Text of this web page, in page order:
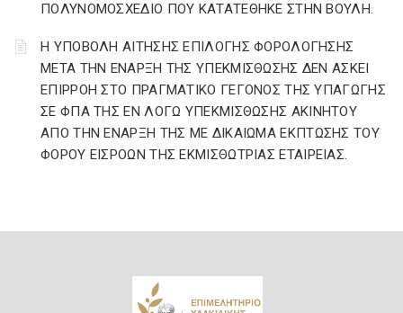
ΠΟΛΥΝΟΜΟΣΧΕΔΙΟ ΠΟΥ ΚΑΤΑΤΕΘΗΚΕ ΣΤΗΝ ΒΟΥΛΗ.
Η ΥΠΟΒΟΛΗ ΑΙΤΗΣΗΣ ΕΠΙΛΟΓΗΣ ΦΟΡΟΛΟΓΗΣΗΣ
ΜΕΤΑ ΤΗΝ ΕΝΑΡΞΗ ΤΗΣ ΥΠΕΚΜΙΣΘΩΣΗΣ ΔΕΝ ΑΣΚΕΙ
ΕΠΙΡΡΟΗ ΣΤΟ ΠΡΑΓΜΑΤΙΚΟ ΓΕΓΟΝΟΣ ΤΗΣ ΥΠΑΓΩΓΗΣ
ΣΕ ΦΠΑ ΤΗΣ ΕΝ ΛΟΓΩ ΥΠΕΚΜΙΣΘΩΣΗΣ ΑΚΙΝΗΤΟΥ
ΑΠΟ ΤΗΝ ΕΝΑΡΞΗ ΤΗΣ ΜΕ ΔΙΚΑΙΩΜΑ ΕΚΠΤΩΣΗΣ ΤΟΥ
ΦΟΡΟΥ ΕΙΣΡΟΩΝ ΤΗΣ ΕΚΜΙΣΘΩΤΡΙΑΣ ΕΤΑΙΡΕΙΑΣ.